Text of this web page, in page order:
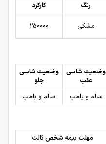
رنگ
کارکرد
مشکی 250000
وضعیت شاسی
عقب
وضعیت شاسی
جلو
سالم و پلمپ سالم و پلمپ
مهلت بیمه شخص ثالث